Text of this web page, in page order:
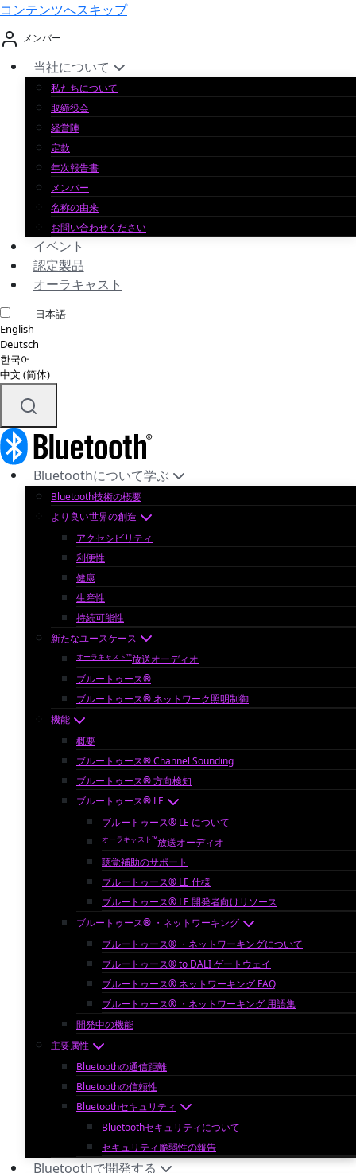
コンテンツへスキップ
メンバー
当社について
私たちについて
取締役会
経営陣
定款
年次報告書
メンバー
名称の由来
お問い合わせください
イベント
認定製品
オーラキャスト
日本語
English
Deutsch
한국어
中文 (简体)
Bluetoothについて学ぶ
Bluetooth技術の概要
より良い世界の創造
アクセシビリティ
利便性
健康
生産性
持続可能性
新たなユースケース
オーラキャスト™放送オーディオ
ブルートゥース®
ブルートゥース® ネットワーク照明制御
機能
概要
ブルートゥース® Channel Sounding
ブルートゥース® 方向検知
ブルートゥース® LE
ブルートゥース® LE について
オーラキャスト™放送オーディオ
聴覚補助のサポート
ブルートゥース® LE 仕様
ブルートゥース® LE 開発者向けリソース
ブルートゥース® ・ネットワーキング
ブルートゥース® ・ネットワーキングについて
ブルートゥース® to DALI ゲートウェイ
ブルートゥース® ネットワーキング FAQ
ブルートゥース® ・ネットワーキング 用語集
開発中の機能
主要属性
Bluetoothの通信距離
Bluetoothの信頼性
Bluetoothセキュリティ
Bluetoothセキュリティについて
セキュリティ脆弱性の報告
Bluetoothで開発する